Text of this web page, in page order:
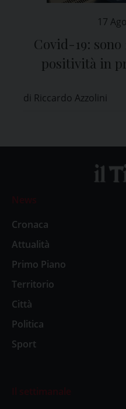
17
Covid-19: sono
positività in
di Riccardo Azzolini
News
Cronaca
Attualità
Primo Piano
Territorio
Città
Politica
Sport
Il settimanale